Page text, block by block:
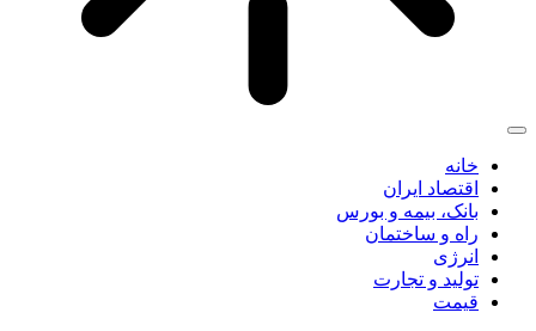
خانه
اقتصاد ایران
بانک، بیمه و بورس
راه و ساختمان
انرژی
تولید و تجارت
قیمت